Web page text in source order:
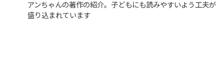
アンちゃんの著作の紹介。子どもにも読みやすいよう工夫が
盛り込まれています